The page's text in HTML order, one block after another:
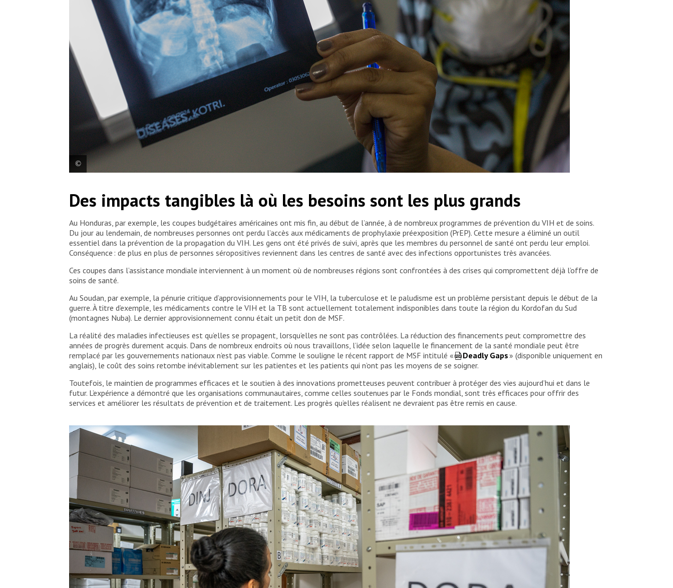
endTB-Q, à la clinique endTB gérée par Interactive Research & Development, à Kotri. L’objectif de cet essai est de
tester un traitement court contre une forme de tuberculose multirésistante très difficile à traiter. La TB
multirésistante est une maladie infectieuse transmissible par voie aérienne qui est devenue résistante aux
médicaments standard. L’essai endTB s’appuie sur un partenariat de sept ans entre Partners In Health, MSF et
Interactive Research & Development. Pakistan, 2024. © Asim Hafeez
Des impacts tangibles là où les besoins sont les plus grands
Au Honduras, par exemple, les coupes budgétaires américaines ont mis fin, au début de l’année, à de nombreux programmes de prévention du VIH et de soins.
Du jour au lendemain, de nombreuses personnes ont perdu l’accès aux médicaments de prophylaxie préexposition (PrEP). Cette mesure a éliminé un outil
essentiel dans la prévention de la propagation du VIH. Les gens ont été privés de suivi, après que les membres du personnel de santé ont perdu leur emploi.
Conséquence : de plus en plus de personnes séropositives reviennent dans les centres de santé avec des infections opportunistes très avancées.
Ces coupes dans l’assistance mondiale interviennent à un moment où de nombreuses régions sont confrontées à des crises qui compromettent déjà l’offre de
soins de santé.
Au Soudan, par exemple, la pénurie critique d’approvisionnements pour le VIH, la tuberculose et le paludisme est un problème persistant depuis le début de la
guerre. À titre d’exemple, les médicaments contre le VIH et la TB sont actuellement totalement indisponibles dans toute la région du Kordofan du Sud
(montagnes Nuba). Le dernier approvisionnement connu était un petit don de MSF.
La réalité des maladies infectieuses est qu’elles se propagent, lorsqu’elles ne sont pas contrôlées. La réduction des financements peut compromettre des
années de progrès durement acquis. Dans de nombreux endroits où nous travaillons, l’idée selon laquelle le financement de la santé mondiale peut être
remplacé par les gouvernements nationaux n’est pas viable. Comme le souligne le récent rapport de MSF intitulé «
Deadly Gaps » (disponible uniquement en
anglais), le coût des soins retombe inévitablement sur les patientes et les patients qui n’ont pas les moyens de se soigner.
Toutefois, le maintien de programmes efficaces et le soutien à des innovations prometteuses peuvent contribuer à protéger des vies aujourd’hui et dans le
futur. L’expérience a démontré que les organisations communautaires, comme celles soutenues par le Fonds mondial, sont très efficaces pour offrir des
services et améliorer les résultats de prévention et de traitement. Les progrès qu’elles réalisent ne devraient pas être remis en cause.